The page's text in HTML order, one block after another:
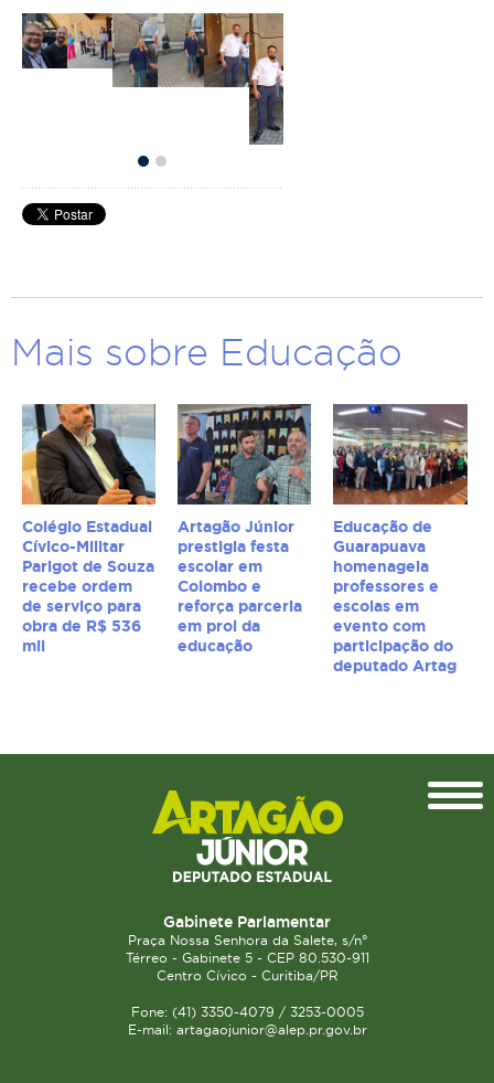
Mais sobre Educação
Colégio Estadual
Cívico-Militar
Parigot de Souza
recebe ordem
de serviço para
obra de R$ 536
mil
Artagão Júnior
prestigia festa
escolar em
Colombo e
reforça parceria
em prol da
educação
Educação de
Guarapuava
homenageia
professores e
escolas em
evento com
participação do
deputado Artag
Gabinete Parlamentar
Praça Nossa Senhora da Salete, s/n°
Térreo - Gabinete 5 - CEP 80.530-911
Centro Cívico - Curitiba/PR
Fone: (41) 3350-4079 / 3253-0005
E-mail: artagaojunior@alep.pr.gov.br